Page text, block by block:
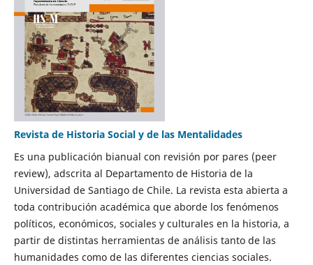
Revista de Historia Social y de las Mentalidades
Es una publicación bianual con revisión por pares (peer
review), adscrita al Departamento de Historia de la
Universidad de Santiago de Chile. La revista esta abierta a
toda contribución académica que aborde los fenómenos
políticos, económicos, sociales y culturales en la historia, a
partir de distintas herramientas de análisis tanto de las
humanidades como de las diferentes ciencias sociales.